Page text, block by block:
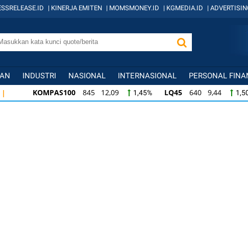
| KINERJA EMITEN | MOMSMONEY.ID | KGMEDIA.ID |
INDUSTRI NASIONAL INTERNASIONAL PERSONAL
| KOMPAS100 845 12,09 1,45% LQ45 640 9,44
KOMPAS100
845 12,09 1,45% LQ45 640 9,44